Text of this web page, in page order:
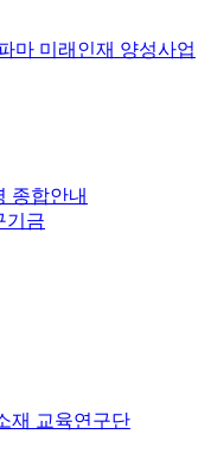
마 미래인재 양성사업
종합안내
기금
재 교육연구단